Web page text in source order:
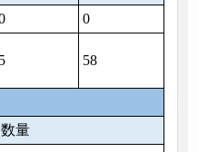
0
5 58
量